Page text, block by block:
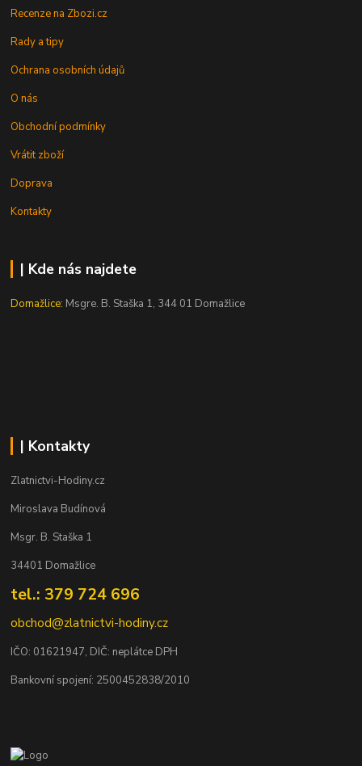
Recenze na Zbozi.cz
Rady a tipy
Ochrana osobních údajů
O nás
Obchodní podmínky
Vrátit zboží
Doprava
Kontakty
| Kde nás najdete
Domažlice: Msgre. B. Staška 1, 344 01 Domažlice
| Kontakty
Zlatnictvi-Hodiny.cz
Miroslava Budínová
Msgr. B. Staška 1
34401 Domažlice
tel.: 379 724 696
obchod@zlatnictvi-hodiny.cz
IČO: 01621947, DIČ: neplátce DPH
Bankovní spojení: 2500452838/2010